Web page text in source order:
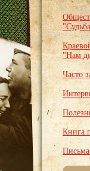
"Нам
Часто
Книга